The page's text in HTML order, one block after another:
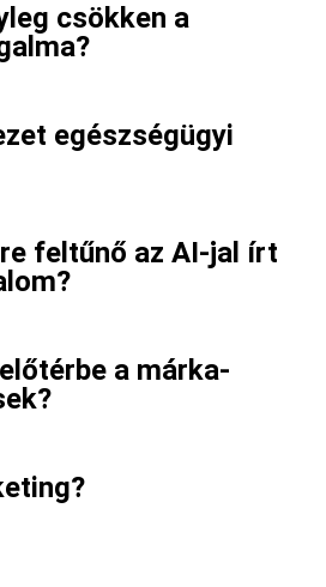
csökken a
egészségügyi
feltűnő az AI-jal írt
a márka-